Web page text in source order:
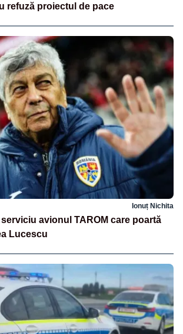
refuză proiectul de pace
Ionuț Nichita
avionul TAROM care poartă
Lucescu